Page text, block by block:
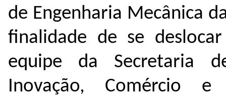
de Engenharia Mecânica
finalidade de se
equipe da Secretaria
Inovação, Comércio